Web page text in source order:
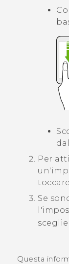
Per
Se
Questa